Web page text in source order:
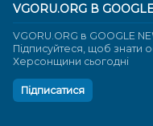
VGORU.ORG В
VGORU.ORG в GOOGLE
Підписуйтеся, щоб знати
Херсонщини сьогодні
Підписатися